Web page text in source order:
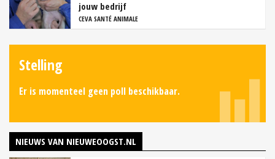
jouw bedrijf
CEVA SANTÉ ANIMALE
Stelling
Er is momenteel geen poll beschikbaar.
NIEUWS VAN NIEUWEOOGST.NL